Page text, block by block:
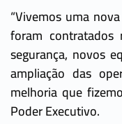
“Vivemos uma
foram contratados
segurança, novos
ampliação das
melhoria que
Poder Executivo.